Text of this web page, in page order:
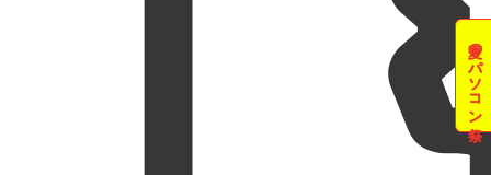
夏のパソコン祭